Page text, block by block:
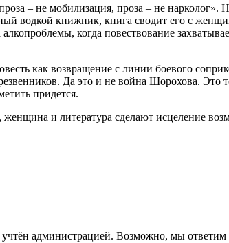
– не мобилизация, проза – не
водкой книжник, книга сводит его с
когда повествование
как возвращение с линии боевого
Да это и не война Шорохова. Это
придется.
и литература сделают исцеление
администрацией. Возможно, мы